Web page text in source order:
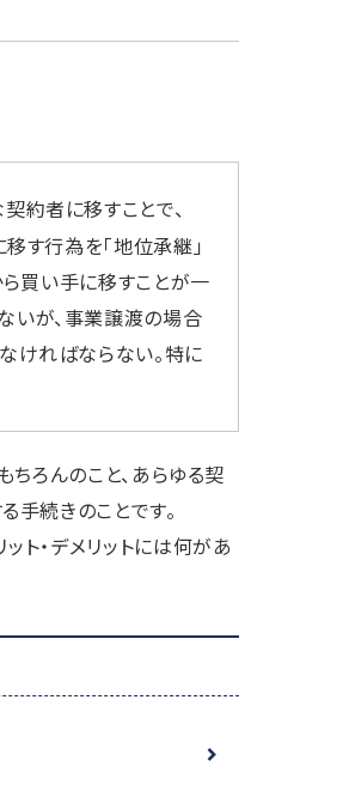
約者に移すことで、
す行為を「地位承継」
ら買い手に移すことが一
いが、事業譲渡の場合
ければならない。特に
ろんのこと、あらゆる契
続きのことです。
ト・デメリットには何があ